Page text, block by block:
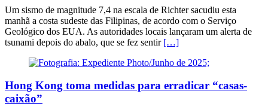
Um sismo de magnitude 7,4 na escala de Richter sacudiu esta
manhã a costa sudeste das Filipinas, de acordo com o Serviço
Geológico dos EUA. As autoridades locais lançaram um alerta de
tsunami depois do abalo, que se fez sentir […]
Hong Kong toma medidas para erradicar “casas-
caixão”